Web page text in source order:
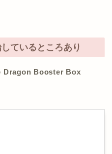
ているところあり
Dragon Booster Box